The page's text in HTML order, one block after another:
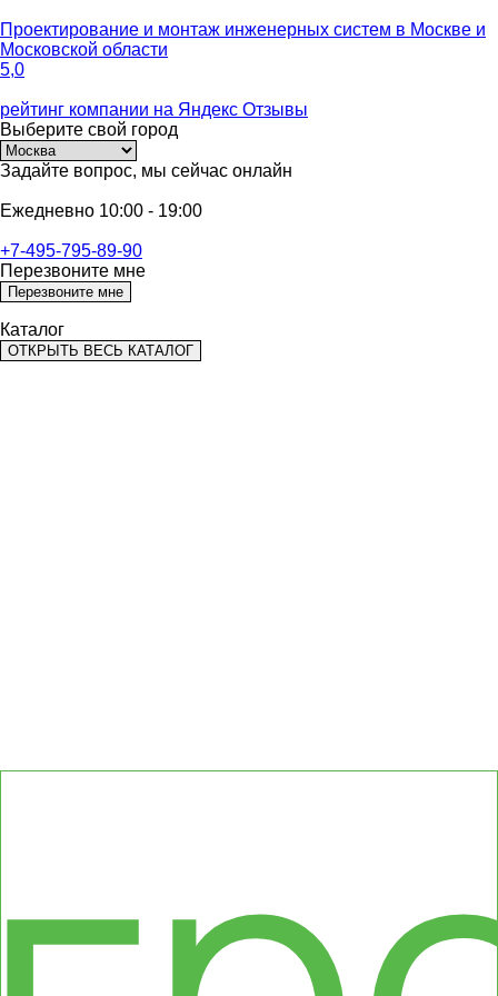
Проектирование и монтаж инженерных систем в Москве и
Московской области
5,0
рейтинг компании на Яндекс Отзывы
Выберите свой город
Задайте вопрос, мы сейчас онлайн
Ежедневно 10:00 - 19:00
+7-495-795-89-90
Перезвоните мне
Перезвоните мне
Каталог
ОТКРЫТЬ ВЕСЬ КАТАЛОГ